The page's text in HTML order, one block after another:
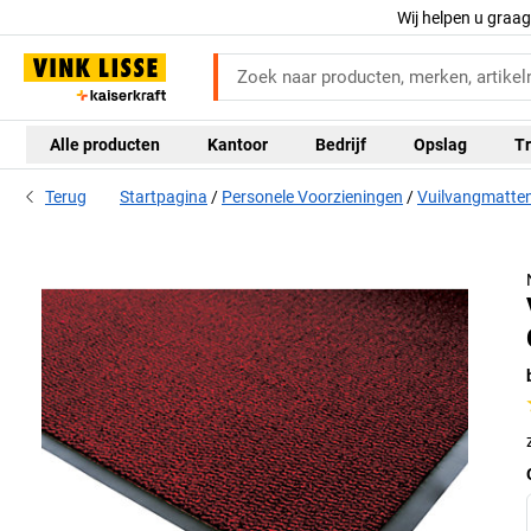
Wij helpen u
Alle producten Kantoor Bedrijf Opslag
Terug Startpagina Personele Voorzieningen